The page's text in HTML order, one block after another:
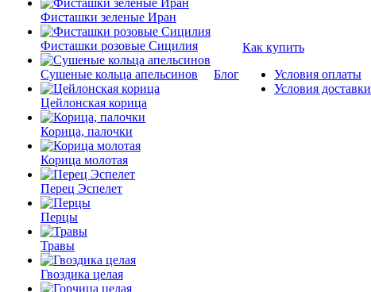
Фисташки зеленые Иран
Фисташки розовые Сицилия
Сушеные кольца апельсинов
Цейлонская корица
Корица, палочки
Корица молотая
Перец Эспелет
Перцы
Травы
Гвоздика целая
Блог
Как купить
Условия оплаты
Условия доставки